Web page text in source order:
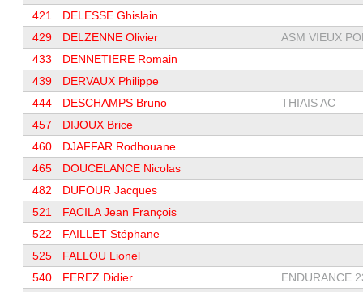
421
DELESSE Ghislain
429
DELZENNE Olivier
ASM VIEUX
433
DENNETIERE Romain
439
DERVAUX Philippe
444
DESCHAMPS Bruno
THIAIS AC
457
DIJOUX Brice
460
DJAFFAR Rodhouane
465
DOUCELANCE Nicolas
482
DUFOUR Jacques
521
FACILA Jean François
522
FAILLET Stéphane
525
FALLOU Lionel
540
FEREZ Didier
ENDURANCE